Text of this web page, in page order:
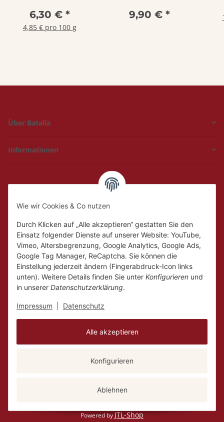
Alle akzeptieren
Konfigurieren
Ablehnen
Wie wir Cookies & Co nutzen
Durch Klicken auf „Alle akzeptieren“ gestatten Sie den
Einsatz folgender Dienste auf unserer Website: YouTube,
Vimeo, Altersbegrenzung, Google Analytics, Google Ads,
Google Tag Manager, ReCaptcha. Sie können die
Einstellung jederzeit ändern (Fingerabdruck-Icon links
unten). Weitere Details finden Sie unter Konfigurieren und
in unserer Datenschutzerklärung.
Impressum Datenschutz
6,30 € *
4,85 € pro 100 g
9,90 € *
Über Batalia
Informationen
Hückelhoven und
Di. - Fr.
10:00 - 18:00
10:00 - 14:00
* Alle Preise inkl. gesetzlicher USt., zzgl.Versand
Powered byJTL-Shop